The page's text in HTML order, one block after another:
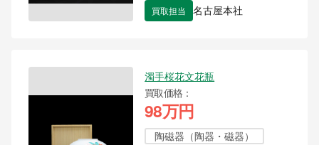
買取担当 名古屋本社
濁手桜花文花瓶
買取価格
98万円
陶磁器（陶器・磁器）